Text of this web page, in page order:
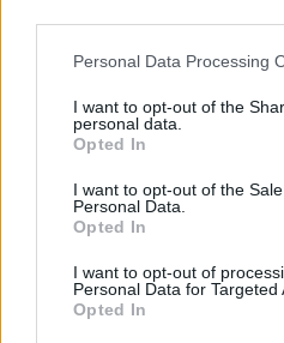
Please note that this website/
not limited to your visit or usage
grant or deny consent to
use your data for below
consent section.
Personal Data Processing
I want to opt-out of the
personal data.
Opted In
I want to opt-out of the
Personal Data.
Opted In
I want to opt-out of
Personal Data for Targeted
Opted In
TEMI: Luigi Pomata
Inviaci le
Su